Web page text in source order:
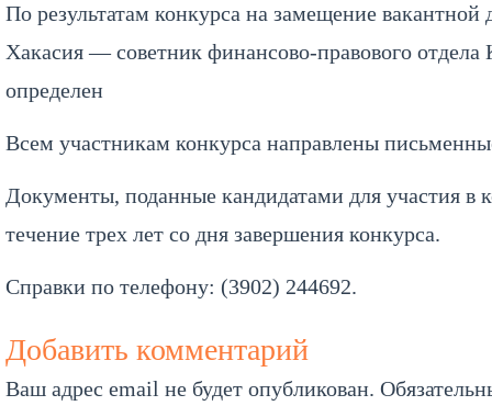
По результатам конкурса на замещение
Хакасия — советник финансово-правового
определен
Всем участникам конкурса направлены
Документы, поданные кандидатами для участия
течение трех лет со дня завершения конкурса.
Справки по телефону: (3902) 244692.
Добавить комментарий
Ваш адрес email не будет опубликован.